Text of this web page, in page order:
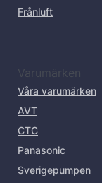
Frånluft
Varumärken
Våra varumärken
AVT
CTC
Panasonic
Sverigepumpen